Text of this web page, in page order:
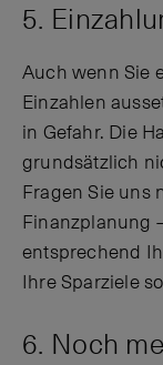
5.
Auch wenn Sie
Einzahlen
in Gefahr. Die
grundsätzlich
Fragen Sie uns
Finanzplanung
entsprechend
Ihre Sparziele
6. Noch